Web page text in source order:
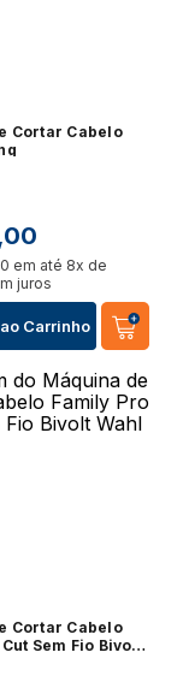
Cortar Cabelo
00
em até 8x de
juros
Carrinho
Cortar Cabelo
Sem Fio Bivolt